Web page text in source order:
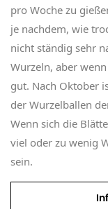
pro Woche zu
je nachdem, wie
nicht ständig sehr
Wurzeln, aber
gut. Nach Oktober
der Wurzelballen
Wenn sich die
viel oder zu wenig
sein.